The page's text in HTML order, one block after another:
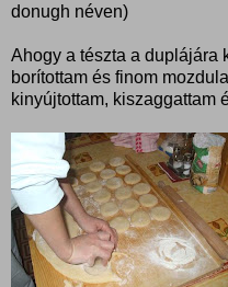
donugh néven)
Ahogy a tészta a duplájára
borítottam és finom
kinyújtottam, kiszaggattam